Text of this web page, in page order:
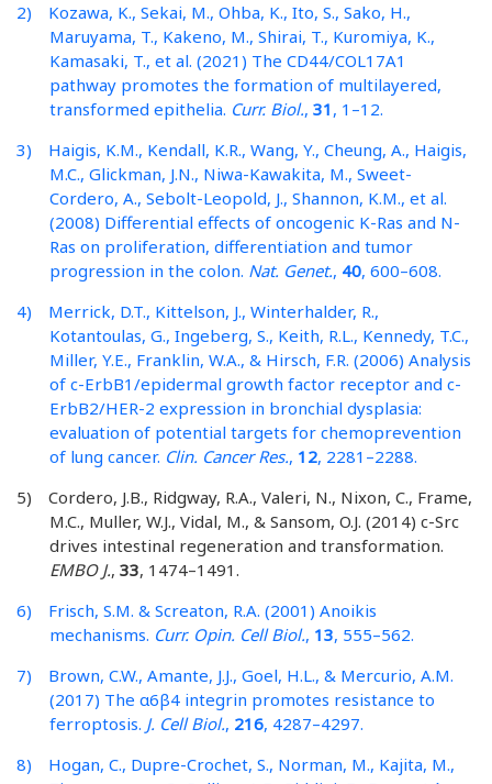
2) Kozawa, K., Sekai, M., Ohba, K., Ito, S., Sako, H.,
Maruyama, T., Kakeno, M., Shirai, T., Kuromiya, K.,
Kamasaki, T., et al. (2021) The CD44/COL17A1
pathway promotes the formation of multilayered,
transformed epithelia. Curr. Biol., 31 , 1–12.
3) Haigis, K.M., Kendall, K.R., Wang, Y., Cheung, A., Haigis,
M.C., Glickman, J.N., Niwa-Kawakita, M., Sweet-
Cordero, A., Sebolt-Leopold, J., Shannon, K.M., et al.
(2008) Differential effects of oncogenic K-Ras and N-
Ras on proliferation, differentiation and tumor
progression in the colon. Nat. Genet., 40, 600–608.
4) Merrick, D.T., Kittelson, J., Winterhalder, R.,
Kotantoulas, G., Ingeberg, S., Keith, R.L., Kennedy, T.C.,
Miller, Y.E., Franklin, W.A., & Hirsch, F.R. (2006) Analysis
of c-ErbB1/epidermal growth factor receptor and c-
ErbB2/HER-2 expression in bronchial dysplasia:
evaluation of potential targets for chemoprevention
of lung cancer. Clin. Cancer Res., 12, 2281–2288.
5) Cordero, J.B., Ridgway, R.A., Valeri, N., Nixon, C., Frame,
M.C., Muller, W.J., Vidal, M., & Sansom, O.J. (2014) c-Src
drives intestinal regeneration and transformation.
EMBO J., 33, 1474–1491.
6) Frisch, S.M. & Screaton, R.A. (2001) Anoikis
mechanisms. Curr. Opin. Cell Biol., 13, 555–562.
7) Brown, C.W., Amante, J.J., Goel, H.L., & Mercurio, A.M.
(2017) The α6β4 integrin promotes resistance to
ferroptosis. J. Cell Biol., 216, 4287–4297.
8) Hogan, C., Dupre-Crochet, S., Norman, M., Kajita, M.,